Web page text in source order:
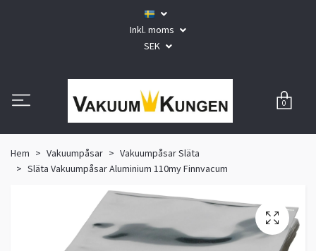
Inkl. moms
SEK
0
Hem Vakuumpåsar
Vakuumpåsar Släta
Släta Vakuumpåsar Aluminium 110my Finnvacum